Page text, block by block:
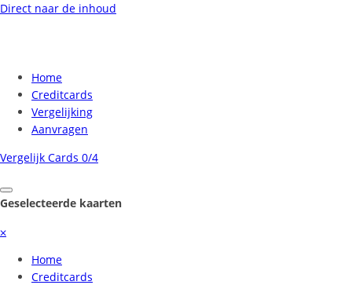
Direct naar de inhoud
Home
Creditcards
Vergelijking
Aanvragen
Vergelijk Cards 0/4
Geselecteerde kaarten
⨉
Home
Creditcards